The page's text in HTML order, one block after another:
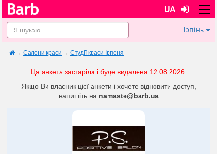
UA
Ірпінь
→ Салони краси → Студії краси Ірпеня
Ця анкета застаріла і буде видалена 12.08.2026.
Якщо Ви власник цієї анкети і хочете відновити доступ,
напишіть на namaste@barb.ua